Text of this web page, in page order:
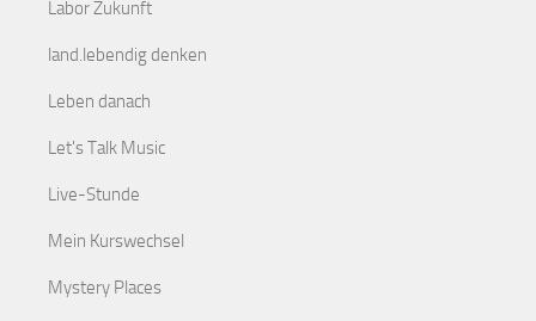
Labor Zukunft
land.lebendig denken
Leben danach
Let's Talk Music
Live-Stunde
Mein Kurswechsel
Mystery Places